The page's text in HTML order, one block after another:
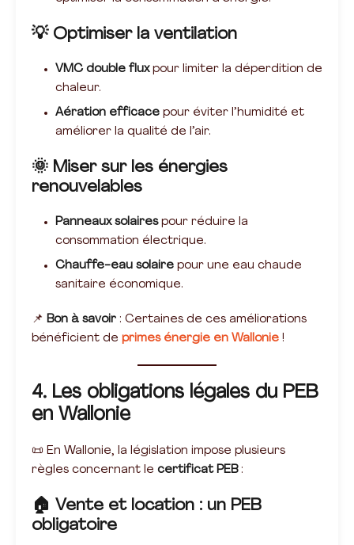
💡 Optimiser la ventilation
VMC double fluxpour limiter la déperdition de
chaleur.
Aération efficace pour éviter l’humidité et
améliorer la qualité de l’air.
🌞 Miser sur les énergies
renouvelables
Panneaux solairespour réduire la
consommation électrique.
Chauffe-eau solaire pour une eau chaude
sanitaire économique.
📌 Bon à savoir : Certaines de ces améliorations
bénéficient de primes énergie en Wallonie !
4. Les obligations légales du PEB
en Wallonie
📜 En Wallonie, la législation impose plusieurs
règles concernant le certificat PEB:
🏠 Vente et location : un PEB
obligatoire